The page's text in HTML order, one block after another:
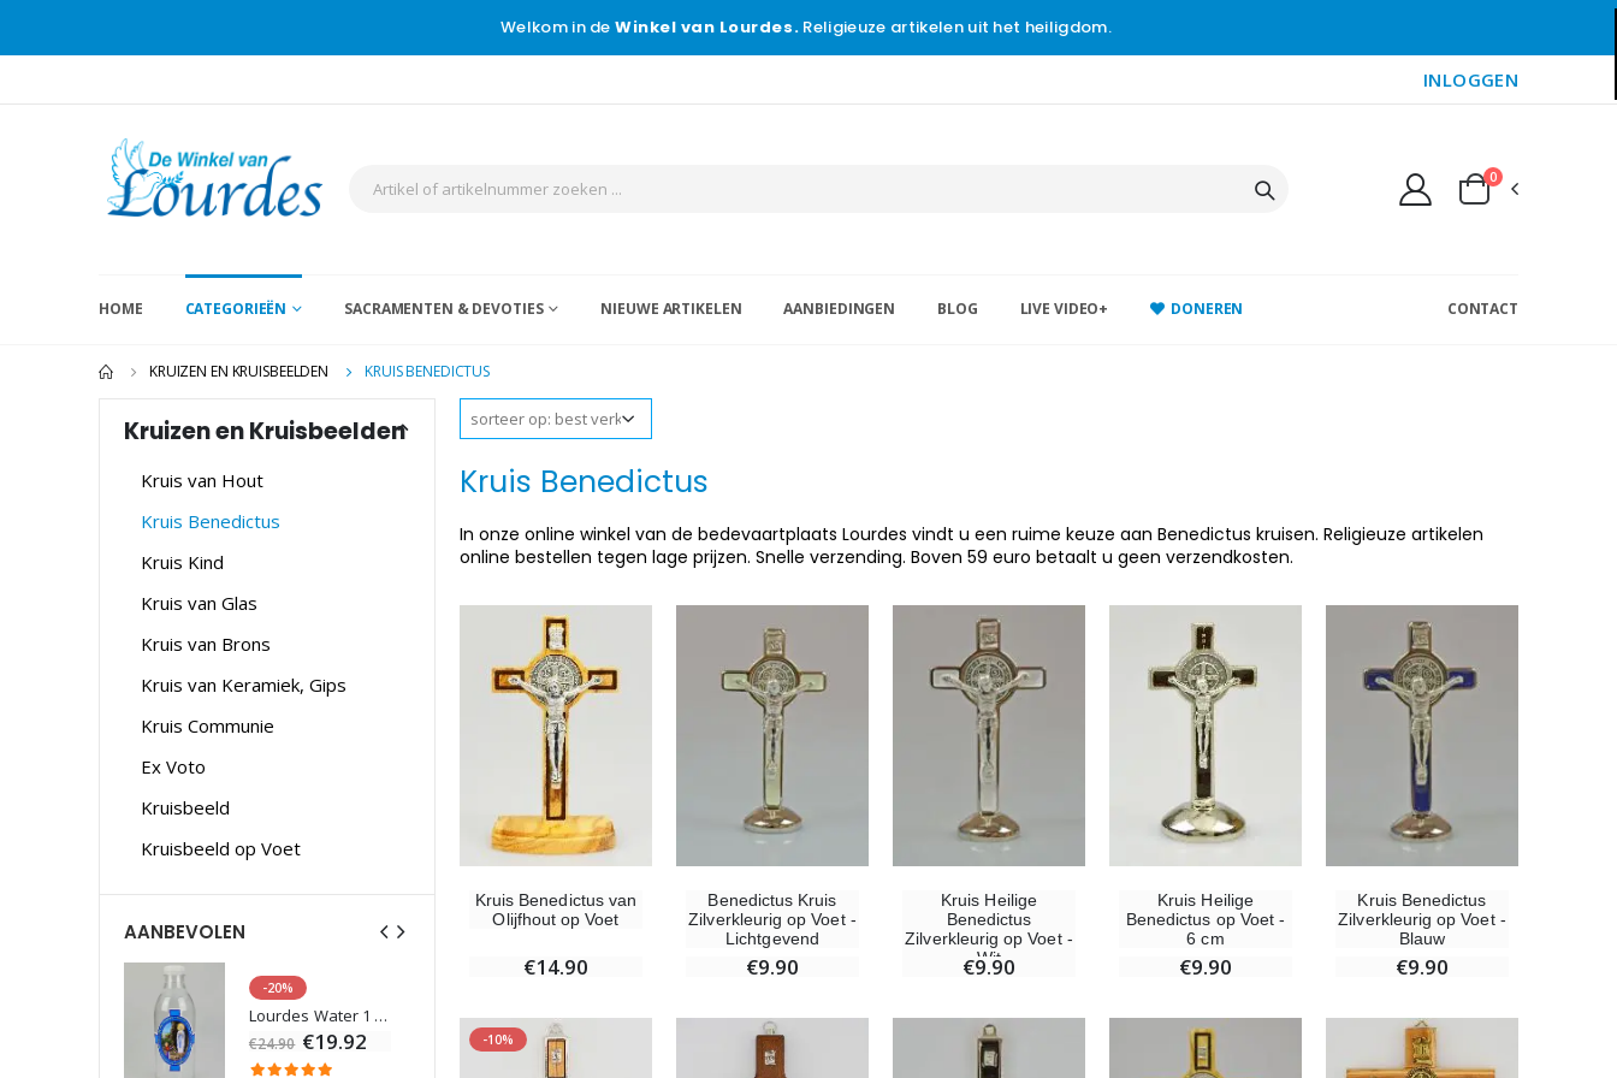
Welkom in deWinkel van Lourdes. Religieuze artikelen uit het heiligdom.
INLOGGEN
0
HOME CATEGORIEËN SACRAMENTEN & DEVOTIES NIEUWE ARTIKELEN AANBIEDINGEN BLOG LIVE VIDEO+ DONEREN CONTACT
KRUIZEN EN KRUISBEELDEN KRUIS BENEDICTUS
Kruis Benedictus
In onze online winkel van de bedevaartplaats Lourdes vindt u een ruime keuze aan Benedictus kruisen. Religieuze artikelen
online bestellen tegen lage prijzen. Snelle verzending. Boven 59 euro betaalt u geen verzendkosten.
Kruis Benedictus van
Olijfhout op Voet
€14.90
Benedictus Kruis
Zilverkleurig op Voet -
Lichtgevend
€9.90
Kruis Heilige
Benedictus
Zilverkleurig op Voet -
Wit
€9.90
Kruis Heilige
Benedictus op Voet -
6 cm
€9.90
Kruis Benedictus
Zilverkleurig op Voet -
Blauw
€9.90
-10%
Kruizen en Kruisbeelden
Kruis van Hout
Kruis Benedictus
Kruis Kind
Kruis van Glas
Kruis van Brons
Kruis van Keramiek, Gips
Kruis Communie
Ex Voto
Kruisbeeld
Kruisbeeld op Voet
AANBEVOLEN
-20%
Lourdes Water 1 liter
€24.90 €19.92
Beeld Maria Wonderdadige Verlicht
€15.00
Lourdes Water 1 liter
€19.92 €15.00